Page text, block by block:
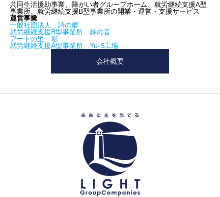
共同生活援助事業、障がい者グループホーム、就労継続支援A型
事業所、就労継続支援B型事業所の開業・運営・支援サービス
運営事業
一般社団法人 詩の郷
就労継続支援B型事業所 鈴の音
アートの里 彩
就労継続支援A型事業所 Yu-S工場
会社概要